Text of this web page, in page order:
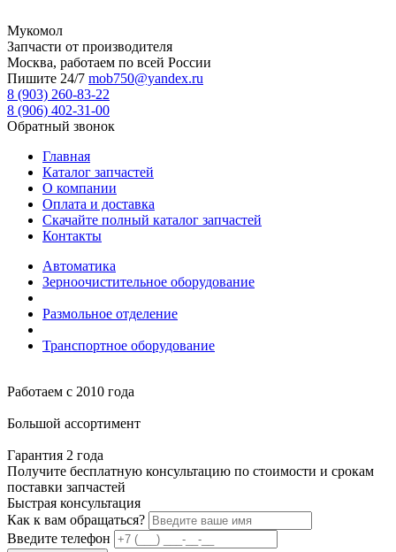
Мукомол
Запчасти от производителя
Москва, работаем по всей России
Пишите 24/7 mob750@yandex.ru
8 (903) 260-83-22
8 (906) 402-31-00
Обратный звонок
Главная
Каталог запчастей
О компании
Оплата и доставка
Скачайте полный каталог запчастей
Контакты
Автоматика
Зерноочистительное оборудование
Размольное отделение
Транспортное оборудование
Работаем с 2010 года
Большой ассортимент
Гарантия 2 года
Получите бесплатную консультацию по стоимости и срокам
поставки запчастей
Быстрая консультация
Как к вам обращаться?
Введите телефон